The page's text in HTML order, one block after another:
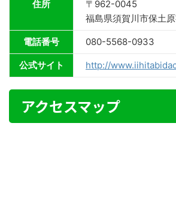
住所
〒962-0045
福島県須賀川市保土
電話番号 080-5568-0933
公式サイト http://
アクセスマップ